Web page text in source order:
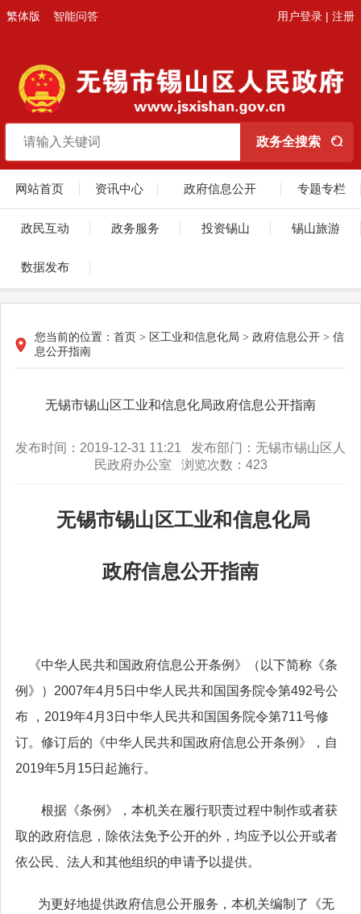
繁体版 智能问答 用户登录 | 注册
网站首页 资讯中心 政府信息公开 专题专栏
政民互动 政务服务 投资锡山 锡山旅游
数据发布
您当前的位置： 首页 > 区工业和信息化局 > 政府信息公开 > 信
息公开指南
无锡市锡山区工业和信息化局政府信息公开指南
发布时间：2019-12-31 11:21 发布部门：无锡市锡山区人
民政府办公室 浏览次数： 423
无锡市锡山区工业和信息化局
政府信息公开指南
《中华人民共和国政府信息公开条例》（以下简称《条
例》）2007年4月5日中华人民共和国国务院令第492号公
布 ，2019年4月3日中华人民共和国国务院令第711号修
订。修订后的《中华人民共和国政府信息公开条例》，自
2019年5月15日起施行。
根据《条例》，本机关在履行职责过程中制作或者获
取的政府信息，除依法免予公开的外，均应予以公开或者
依公民、法人和其他组织的申请予以提供。
为更好地提供政府信息公开服务，本机关编制了《无